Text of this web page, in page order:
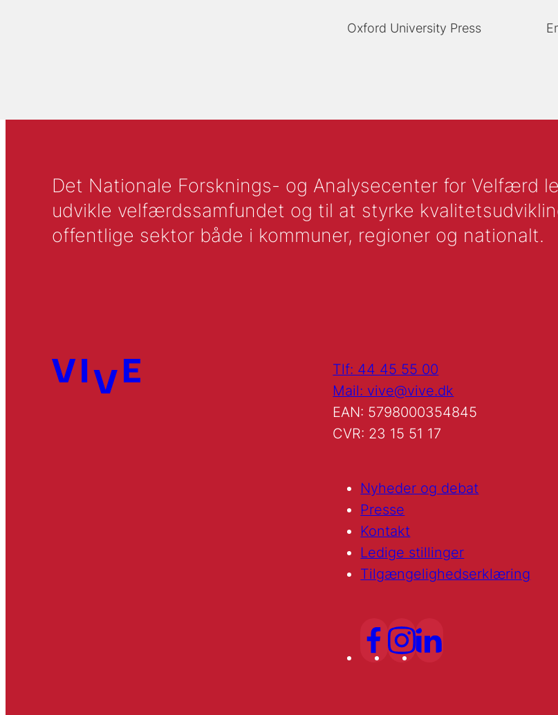
Oxford University Press
Det Nationale Forsknings- og Analysecenter for Velfærd
udvikle velfærdssamfundet og til at styrke
offentlige sektor både i kommuner, regioner og nationalt.
Tlf: 44 45 55 00
Mail: vive@vive.dk
EAN: 5798000354845
CVR: 23 15 51 17
Nyheder og debat
Presse
Kontakt
Ledige stillinger
Tilgængelighedserklæring